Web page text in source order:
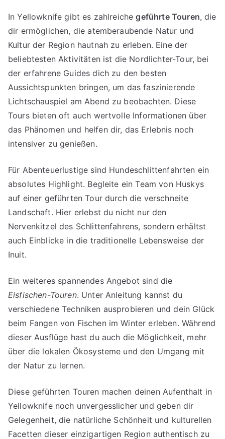
In Yellowknife gibt es zahlreichegeführte Touren, die
dir ermöglichen, die atemberaubende Natur und
Kultur der Region hautnah zu erleben. Eine der
beliebtesten Aktivitäten ist die Nordlichter-Tour, bei
der erfahrene Guides dich zu den besten
Aussichtspunkten bringen, um das faszinierende
Lichtschauspiel am Abend zu beobachten. Diese
Tours bieten oft auch wertvolle Informationen über
das Phänomen und helfen dir, das Erlebnis noch
intensiver zu genießen.
Für Abenteuerlustige sind Hundeschlittenfahrten ein
absolutes Highlight. Begleite ein Team von Huskys
auf einer geführten Tour durch die verschneite
Landschaft. Hier erlebst du nicht nur den
Nervenkitzel des Schlittenfahrens, sondern erhältst
auch Einblicke in die traditionelle Lebensweise der
Inuit.
Ein weiteres spannendes Angebot sind die
Eisfischen-Touren. Unter Anleitung kannst du
verschiedene Techniken ausprobieren und dein Glück
beim Fangen von Fischen im Winter erleben. Während
dieser Ausflüge hast du auch die Möglichkeit, mehr
über die lokalen Ökosysteme und den Umgang mit
der Natur zu lernen.
Diese geführten Touren machen deinen Aufenthalt in
Yellowknife noch unvergesslicher und geben dir
Gelegenheit, die natürliche Schönheit und kulturellen
Facetten dieser einzigartigen Region authentisch zu